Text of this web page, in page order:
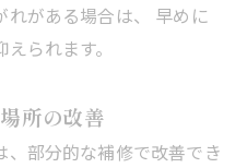
ある場合は、 早めに
られます。
所の改善
分的な補修で改善でき